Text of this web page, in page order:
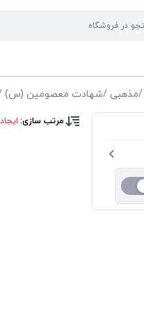
/مذهبی /شهادت معصومین (س)
مرتب سازی: